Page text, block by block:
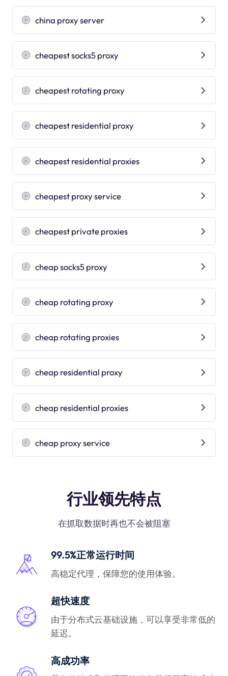
china proxy server
cheapest socks5 proxy
cheapest rotating proxy
cheapest residential proxy
cheapest residential proxies
cheapest proxy service
cheapest private proxies
cheap socks5 proxy
cheap rotating proxy
cheap rotating proxies
cheap residential proxy
cheap residential proxies
cheap proxy service
行业领先特点
在抓取数据时再也不会被阻塞
99.5%正常运行时间
高稳定代理，保障您的使用体验。
超快速度
由于分布式云基础设施，可以享受非常低的
延迟。
高成功率